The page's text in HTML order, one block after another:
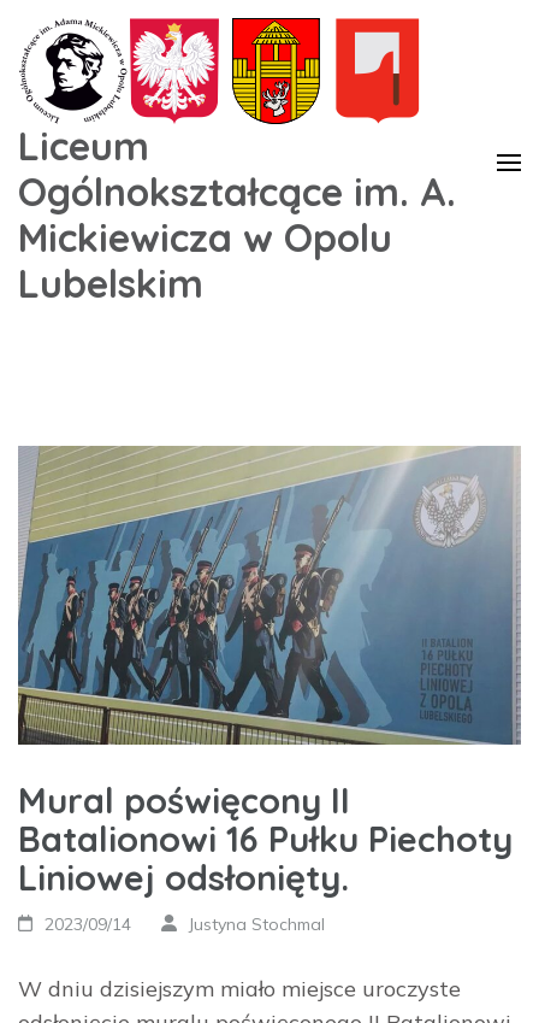
Liceum
Ogólnokształcące im. A.
Mickiewicza w Opolu
Lubelskim
Mural poświęcony II
Batalionowi 16 Pułku Piechoty
Liniowej odsłonięty.
2023/09/14 Justyna Stochmal
W dniu dzisiejszym miało miejsce uroczyste